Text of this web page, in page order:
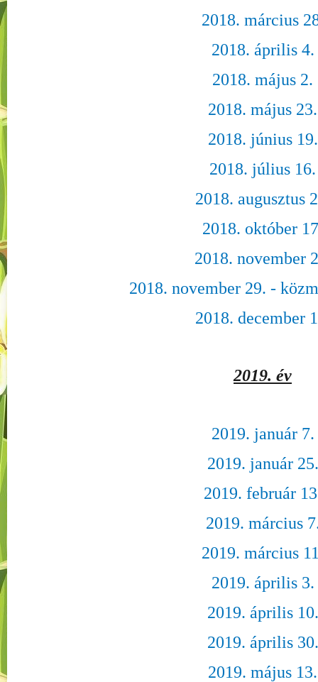
2018. március
2018. április 4.
2018. május 2.
2018. május 23.
2018. június 19.
2018. július 16.
2018. augusztus
2018. október
2018. november
2018. november 29. -
2018. december
2019. év
2019. január 7.
2019. január 25.
2019. február
2019. március
2019. március
2019. április 3.
2019. április 10.
2019. április 30.
2019. május 13.